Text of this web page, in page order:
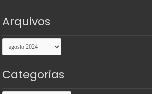
Arquivos
Arquivos
Categorias